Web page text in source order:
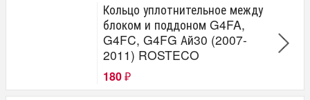
Кольцо уплотнительное между
блоком и поддоном G4FA,
G4FC, G4FG Ай30 (2007-
2011) ROSTECO
180 ₽